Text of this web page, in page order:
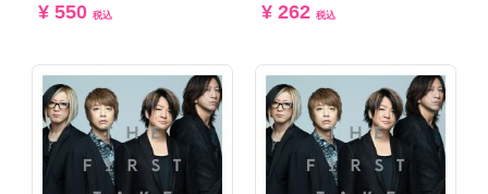
¥ 550 税込 ¥ 262 税込